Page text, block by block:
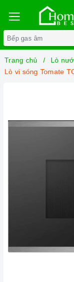
Trang chủ
Lò
Lò vi sóng Tomate